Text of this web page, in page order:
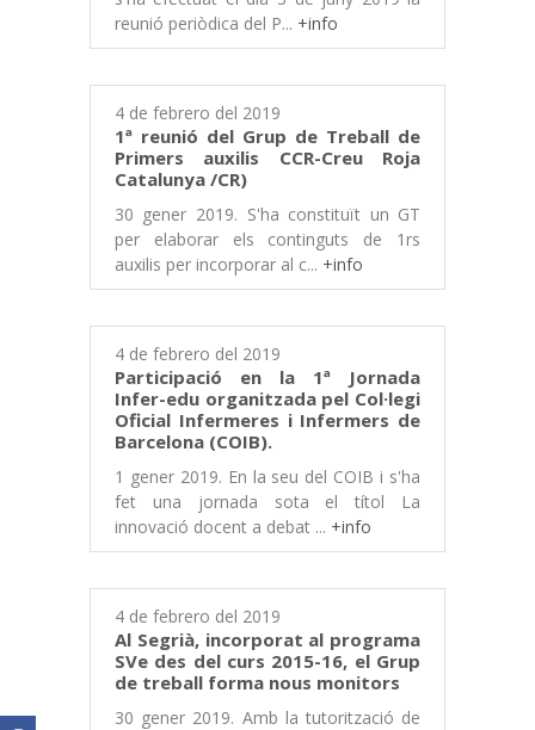
reunió periòdica del P... +info
4 de febrero del 2019
1ª reunió del Grup de Treball de
Primers auxilis CCR-Creu Roja
Catalunya /CR)
30 gener 2019. S'ha constituït un GT
per elaborar els continguts de 1rs
auxilis per incorporar al c... +info
4 de febrero del 2019
Participació en la 1ª Jornada
Infer-edu organitzada pel Col·legi
Oficial Infermeres i Infermers de
Barcelona (COIB).
1 gener 2019. En la seu del COIB i s'ha
fet una jornada sota el títol La
innovació docent a debat ... +info
4 de febrero del 2019
Al Segrià, incorporat al programa
SVe des del curs 2015-16, el Grup
de treball forma nous monitors
30 gener 2019. Amb la tutorització de